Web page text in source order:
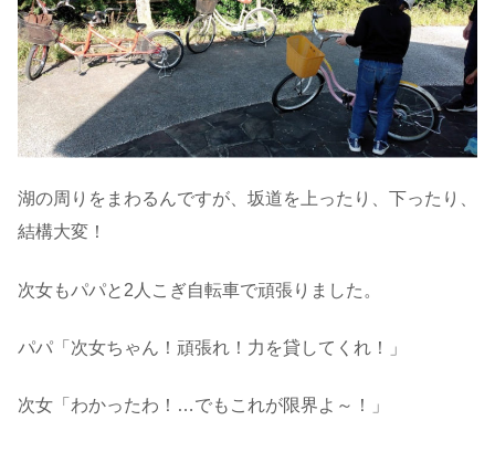
湖の周りをまわるんですが、坂道を上ったり、下ったり、
結構大変！
次女もパパと2人こぎ自転車で頑張りました。
パパ「次女ちゃん！頑張れ！力を貸してくれ！」
次女「わかったわ！…でもこれが限界よ～！」